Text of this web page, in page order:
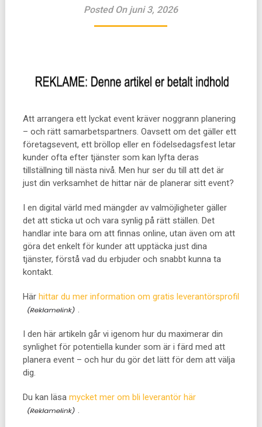
Posted On juni 3, 2026
Att arrangera ett lyckat event kräver noggrann planering
– och rätt samarbetspartners. Oavsett om det gäller ett
företagsevent, ett bröllop eller en födelsedagsfest letar
kunder ofta efter tjänster som kan lyfta deras
tillställning till nästa nivå. Men hur ser du till att det är
just din verksamhet de hittar när de planerar sitt event?
I en digital värld med mängder av valmöjligheter gäller
det att sticka ut och vara synlig på rätt ställen. Det
handlar inte bara om att finnas online, utan även om att
göra det enkelt för kunder att upptäcka just dina
tjänster, förstå vad du erbjuder och snabbt kunna ta
kontakt.
Här hittar du mer information om gratis leverantörsprofil
.
I den här artikeln går vi igenom hur du maximerar din
synlighet för potentiella kunder som är i färd med att
planera event – och hur du gör det lätt för dem att välja
dig.
Du kan läsa mycket mer om bli leverantör här
.